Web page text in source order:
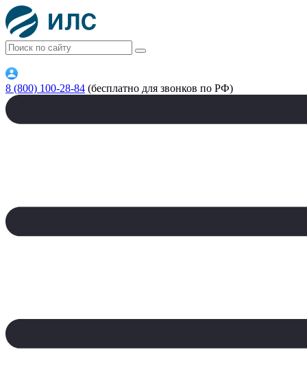
8 (800) 100-28-84 (бесплатно для звонков по РФ)